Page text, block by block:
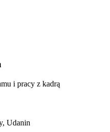
i pracy z kadrą
Udanin